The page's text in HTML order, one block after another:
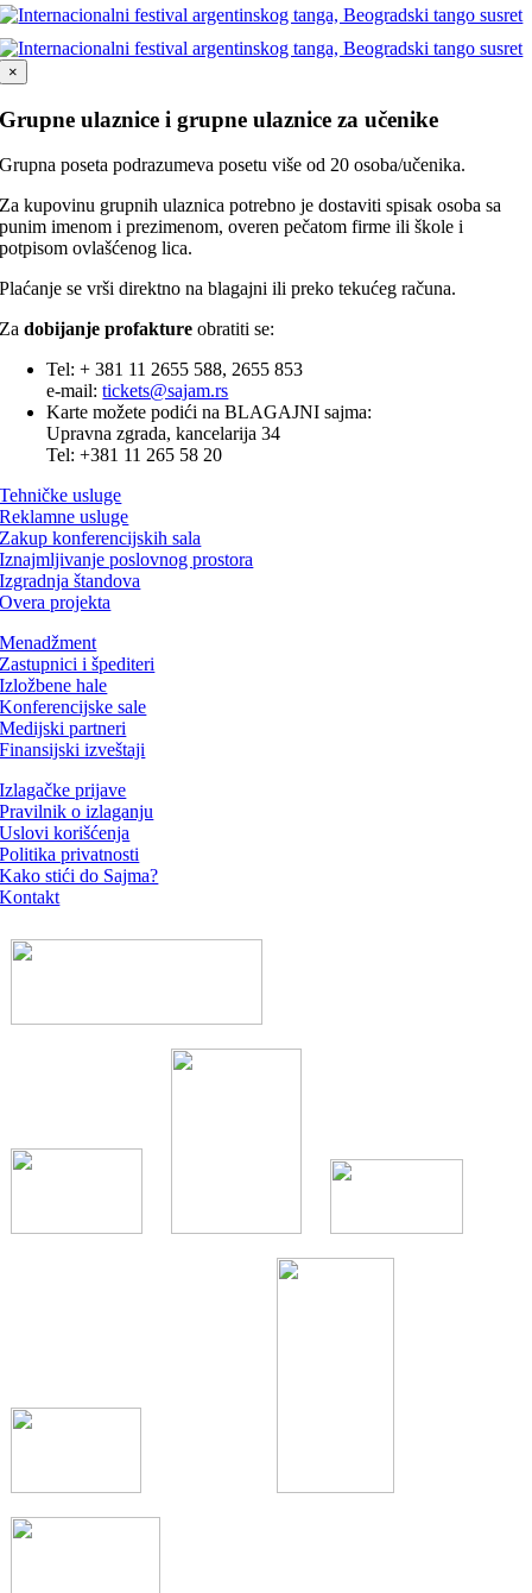
×
Grupne ulaznice i grupne ulaznice za učenike
Grupna poseta podrazumeva posetu više od 20 osoba/učenika.
Za kupovinu grupnih ulaznica potrebno je dostaviti spisak osoba sa
punim imenom i prezimenom, overen pečatom firme ili škole i
potpisom ovlašćenog lica.
Plaćanje se vrši direktno na blagajni ili preko tekućeg računa.
Zadobijanje profakture obratiti se:
Tel: + 381 11 2655 588, 2655 853
e-mail:tickets@sajam.rs
Karte možete podići na BLAGAJNI sajma:
Upravna zgrada, kancelarija 34
Tel: +381 11 265 58 20
Tehničke usluge
Reklamne usluge
Zakup konferencijskih sala
Iznajmljivanje poslovnog prostora
Izgradnja štandova
Overa projekta
Menadžment
Zastupnici i špediteri
Izložbene hale
Konferencijske sale
Medijski partneri
Finansijski izveštaji
Izlagačke prijave
Pravilnik o izlaganju
Uslovi korišćenja
Politika privatnosti
Kako stići do Sajma?
Kontakt